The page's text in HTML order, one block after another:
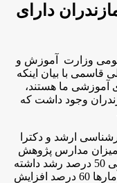
دارای
وزارت آموزش و
قاسمی با بیان اینکه
آموزشی ما هستند،
علمی در مازندران وجود داشت که
نامه کارشناسی ارشد و دکترا
حمایت شده است، اظهار كرد: در سال 94 میزان مدارس پژوهش
محور به 98 مدرسه رسیده و در اقدام پژوهی 50 درصد رشد داشته
ایم. همچنین در تولید محتوای آموزشی نیز آمارها 60 درصد افزایش